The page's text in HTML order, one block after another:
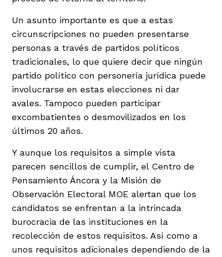
Un asunto importante es que a estas
circunscripciones no pueden presentarse
personas a través de partidos políticos
tradicionales, lo que quiere decir que ningún
partido político con personería jurídica puede
involucrarse en estas elecciones ni dar
avales. Tampoco pueden participar
excombatientes o desmovilizados en los
últimos 20 años.
Y aunque los requisitos a simple vista
parecen sencillos de cumplir, el Centro de
Pensamiento Áncora y la Misión de
Observación Electoral MOE alertan que los
candidatos se enfrentan a la intrincada
burocracia de las instituciones en la
recolección de estos requisitos. Así como a
unos requisitos adicionales dependiendo de la